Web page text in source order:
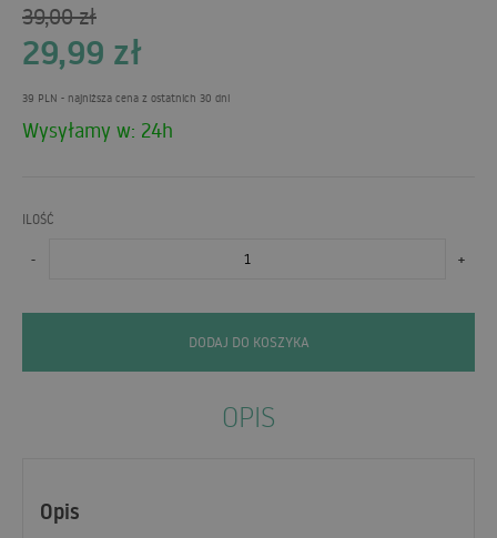
39,00zł
29,99 zł
39 PLN - najniższa cena z ostatnich 30 dni
Wysyłamy w: 24h
ILOŚĆ
- +
DODAJ DO KOSZYKA
OPIS
Opis